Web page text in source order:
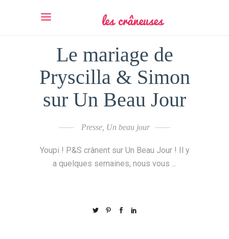
Le mariage de
Pryscilla & Simon
sur Un Beau Jour
Presse Un beau jour
Youpi ! P&S crânent sur Un Beau Jour ! Il y
a quelques semaines, nous vous